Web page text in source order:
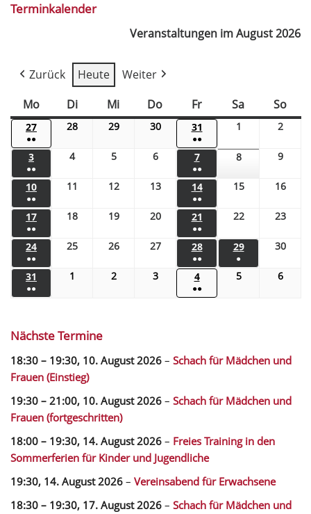
Terminkalender
Veranstaltungen im August 2026
Zurück Heute
Weiter
Mo
Di Mi Do Fr Sa So
27
●●
28 29 30 31
●●
1 2
3
●●
4 5 6 7
●●
8 9
10
●●
11 12 13 14
●●
15 16
17
●●
18 19 20 21
●●
22 23
24
●●
25 26 27 28
●●
29
●
30
31
●●
1 2 3 4
●●
5 6
Nächste Termine
18:30 – 19:30, 10. August 2026 – Schach für Mädchen und
Frauen (Einstieg)
19:30 – 21:00, 10. August 2026 – Schach für Mädchen und
Frauen (fortgeschritten)
18:00 – 19:30, 14. August 2026 – Freies Training in den
Sommerferien für Kinder und Jugendliche
19:30, 14. August 2026 – Vereinsabend für Erwachsene
18:30 – 19:30, 17. August 2026 – Schach für Mädchen und